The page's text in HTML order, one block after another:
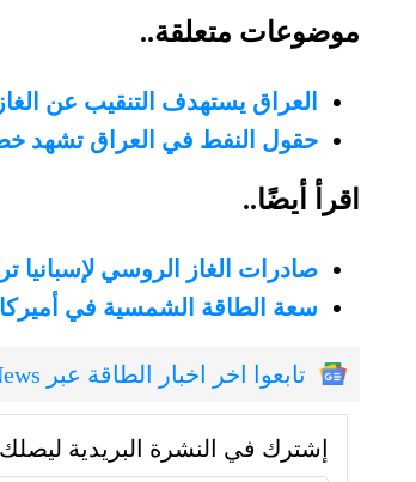
موضوعات متعلقة..
العراق يستهدف التنقيب عن الغاز في 16 منطقة بالصحراء
حقول النفط في العراق تشهد خطة تطوير
اقرأ أيضًا..
صادرات الغاز الروسي لإسبانيا ترتفع 100% مع تراجع الواردات
سعة الطاقة الشمسية في أميركا قد ترتفع 3 أمثال
تابعوا اخر اخبار الطاقة عبر Google News
إشترك في النشرة البريدية